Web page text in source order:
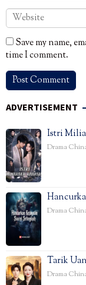
Save my name,
time I comment.
ADVERTISEMENT
Istri
Drama
Drama
Tarik
Drama